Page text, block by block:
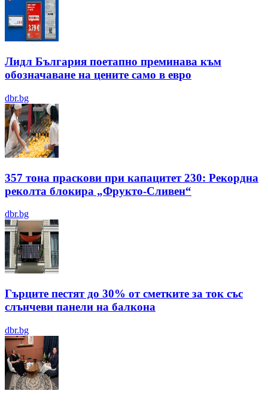
Лидл България поетапно преминава към
обозначаване на цените само в евро
dbr.bg
357 тона праскови при капацитет 230: Рекордна
реколта блокира „Фрукто-Сливен“
dbr.bg
Гърците пестят до 30% от сметките за ток със
слънчеви панели на балкона
dbr.bg